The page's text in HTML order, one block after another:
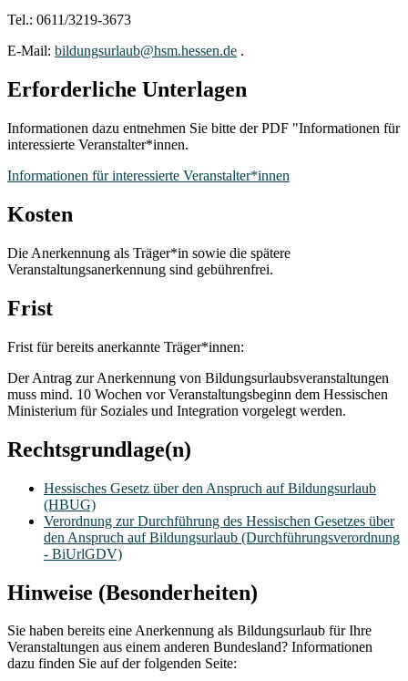
Tel.: 0611/3219-3673
E-Mail: bildungsurlaub@hsm.hessen.de .
Erforderliche Unterlagen
Informationen dazu entnehmen Sie bitte der PDF "Informationen für
interessierte Veranstalter*innen.
Informationen für interessierte Veranstalter*innen
Kosten
Die Anerkennung als Träger*in sowie die spätere
Veranstaltungsanerkennung sind gebührenfrei.
Frist
Frist für bereits anerkannte Träger*innen:
Der Antrag zur Anerkennung von Bildungsurlaubsveranstaltungen
muss mind. 10 Wochen vor Veranstaltungsbeginn dem Hessischen
Ministerium für Soziales und Integration vorgelegt werden.
Rechtsgrundlage(n)
Hessisches Gesetz über den Anspruch auf Bildungsurlaub
(HBUG)
Verordnung zur Durchführung des Hessischen Gesetzes über
den Anspruch auf Bildungsurlaub (Durchführungsverordnung
- BiUrlGDV)
Hinweise (Besonderheiten)
Sie haben bereits eine Anerkennung als Bildungsurlaub für Ihre
Veranstaltungen aus einem anderen Bundesland? Informationen
dazu finden Sie auf der folgenden Seite: